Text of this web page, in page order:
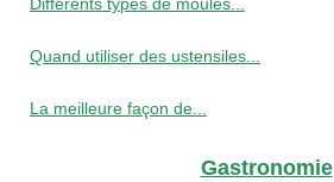
Différents types de moules...
Quand utiliser des ustensiles...
La meilleure façon de...
Gastronomie